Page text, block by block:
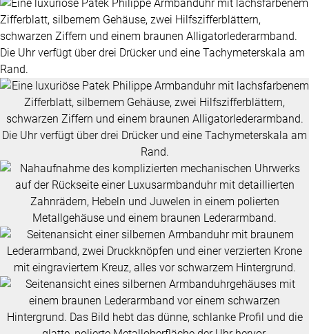
Nautilus
4
Cubitus
PATEK
ÜBER
UNS
Impressum
Datenschutz
AGB